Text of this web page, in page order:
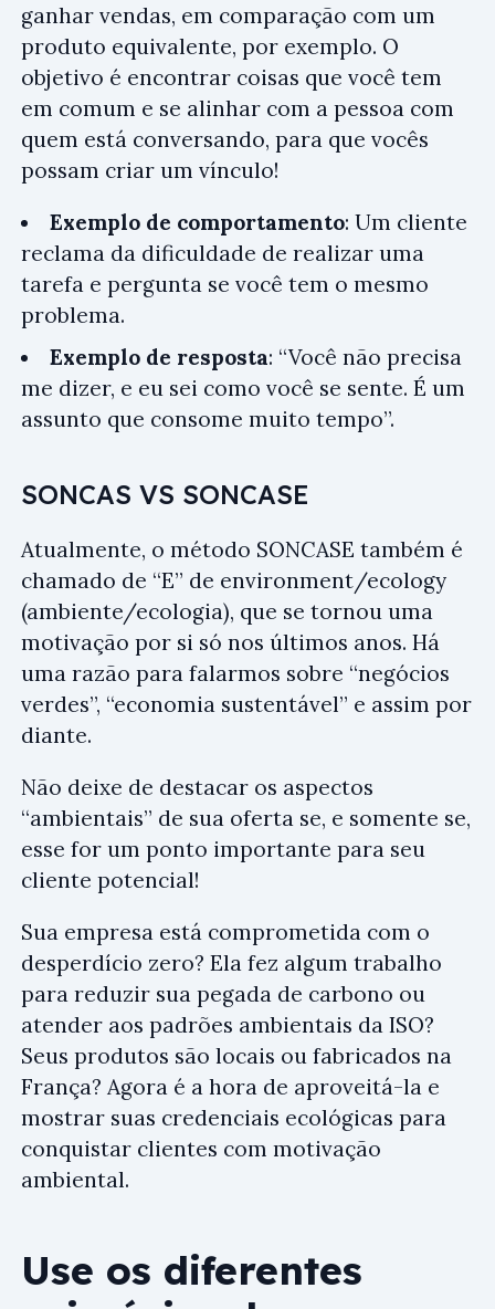
ganhar vendas, em comparação com um
produto equivalente, por exemplo. O
objetivo é encontrar coisas que você tem
em comum e se alinhar com a pessoa com
quem está conversando, para que vocês
possam criar um vínculo!
Exemplo de comportamento: Um cliente
reclama da dificuldade de realizar uma
tarefa e pergunta se você tem o mesmo
problema.
Exemplo de resposta: “Você não precisa
me dizer, e eu sei como você se sente. É um
assunto que consome muito tempo”.
SONCAS VS SONCASE
Atualmente, o método SONCASE também é
chamado de “E” de environment/ecology
(ambiente/ecologia), que se tornou uma
motivação por si só nos últimos anos. Há
uma razão para falarmos sobre “negócios
verdes”, “economia sustentável” e assim por
diante.
Não deixe de destacar os aspectos
“ambientais” de sua oferta se, e somente se,
esse for um ponto importante para seu
cliente potencial!
Sua empresa está comprometida com o
desperdício zero? Ela fez algum trabalho
para reduzir sua pegada de carbono ou
atender aos padrões ambientais da ISO?
Seus produtos são locais ou fabricados na
França? Agora é a hora de aproveitá-la e
mostrar suas credenciais ecológicas para
conquistar clientes com motivação
ambiental.
Use os diferentes